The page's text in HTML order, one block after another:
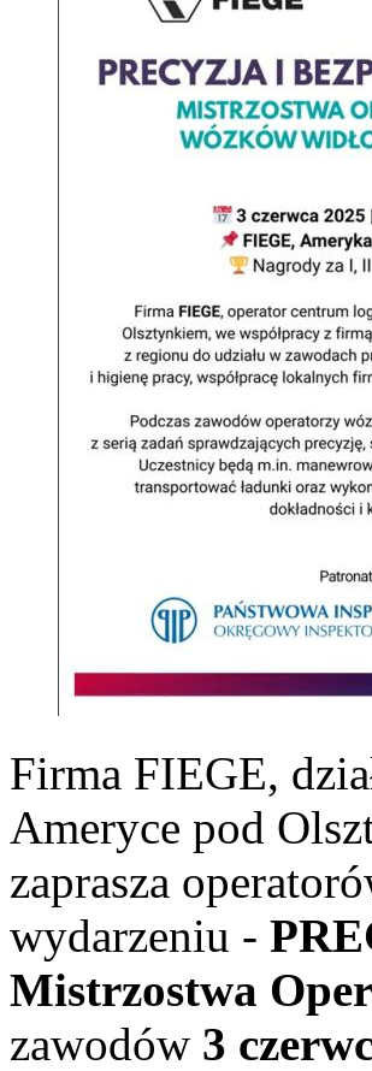
Firma FIEGE,
Ameryce pod
zaprasza
wydarzeniu -
Mistrzostwa
zawodów 3